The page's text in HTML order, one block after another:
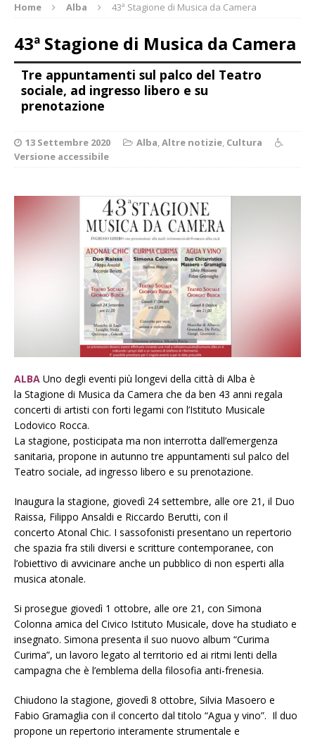
Home Alba 43ª Stagione di Musica da Camera
43ª Stagione di Musica da Camera
Tre appuntamenti sul palco del Teatro
sociale, ad ingresso libero e su
prenotazione
13 Settembre 2020 Alba,Altre notizie, Cultura
Versione accessibile
ALBA Uno degli eventi più longevi della città di Alba è
la Stagione di Musica da Camera che da ben 43 anni regala
concerti di artisti con forti legami con l’Istituto Musicale
Lodovico Rocca.
La stagione, posticipata ma non interrotta dall’emergenza
sanitaria, propone in autunno tre appuntamenti sul palco del
Teatro sociale, ad ingresso libero e su prenotazione.
Inaugura la stagione, giovedì 24 settembre, alle ore 21, il Duo
Raissa, Filippo Ansaldi e Riccardo Berutti, con il
concerto Atonal Chic. I sassofonisti presentano un repertorio
che spazia fra stili diversi e scritture contemporanee, con
l’obiettivo di avvicinare anche un pubblico di non esperti alla
musica atonale.
Si prosegue giovedì 1 ottobre, alle ore 21, con Simona
Colonna amica del Civico Istituto Musicale, dove ha studiato e
insegnato. Simona presenta il suo nuovo album “Curima
Curima”, un lavoro legato al territorio ed ai ritmi lenti della
campagna che è l’emblema della filosofia anti-frenesia.
Chiudono la stagione, giovedì 8 ottobre, Silvia Masoero e
Fabio Gramaglia con il concerto dal titolo “Agua y vino”. Il duo
propone un repertorio interamente strumentale e